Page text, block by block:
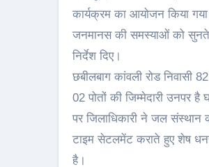
कार्यक्रम का आयोजन किया
जनमानस की समस्याओं को सुनते
निर्देश दिए।
छबीलबाग कांवली रोड निवासी
02 पोतों की जिम्मेदारी उनपर
पर जिलाधिकारी ने जल संस्थान
टाइम सेटलमेंट कराते हुए शेष
है।